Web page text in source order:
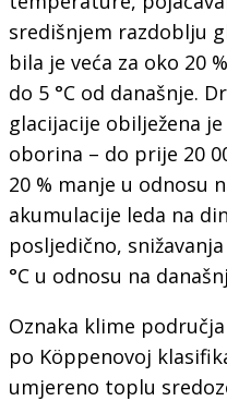
središnjem razdoblju
bila je veća za oko 20
do 5 °C od današnje.
glacijacije obilježena
oborina – do prije 20
20 % manje u odnosu
akumulacije leda na
posljedično,
°C u odnosu na
Oznaka klime
po Köppenovoj
umjereno toplu